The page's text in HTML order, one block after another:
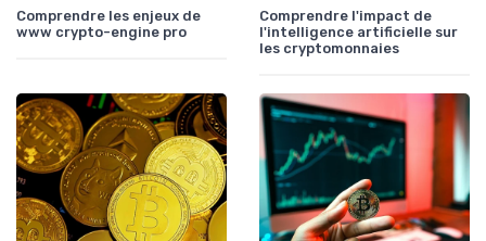
Comprendre les enjeux de
www crypto-engine pro
Comprendre l'impact de
l'intelligence artificielle sur
les cryptomonnaies